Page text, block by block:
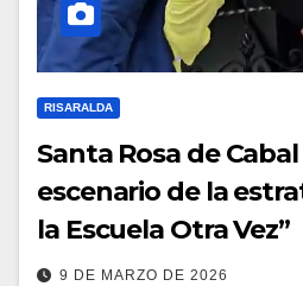
RISARALDA
Santa Rosa de
escenario de la
la Escuela Otra Vez”
9 DE MARZO DE 2026